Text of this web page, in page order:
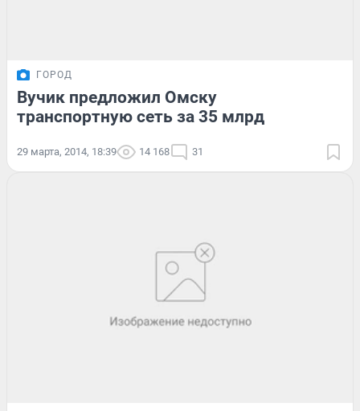
ГОРОД
Вучик предложил Омску
транспортную сеть за 35 млрд
29 марта, 2014, 18:39 14 168 31